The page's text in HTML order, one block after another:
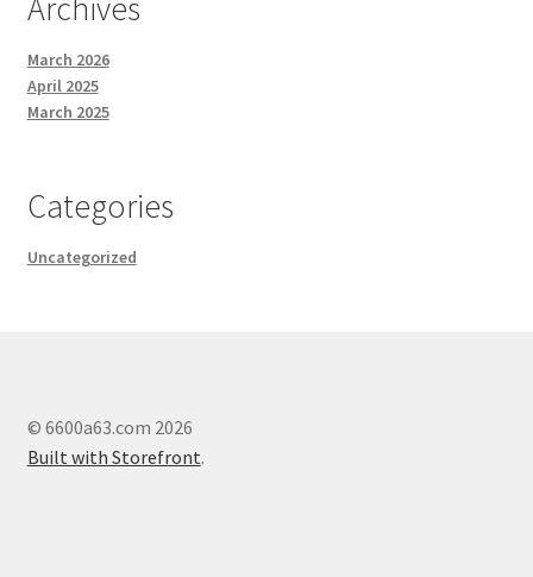
March 2026
April 2025
March 2025
Categories
Uncategorized
© 6600a63.com 2026
Built with Storefront.